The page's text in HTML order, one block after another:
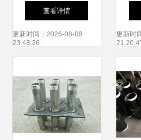
腐钢管直销 打造远
离腐蚀的坚固屏障
查看详情
更新时间：2026-08-08
23:48:26
兰
更新时